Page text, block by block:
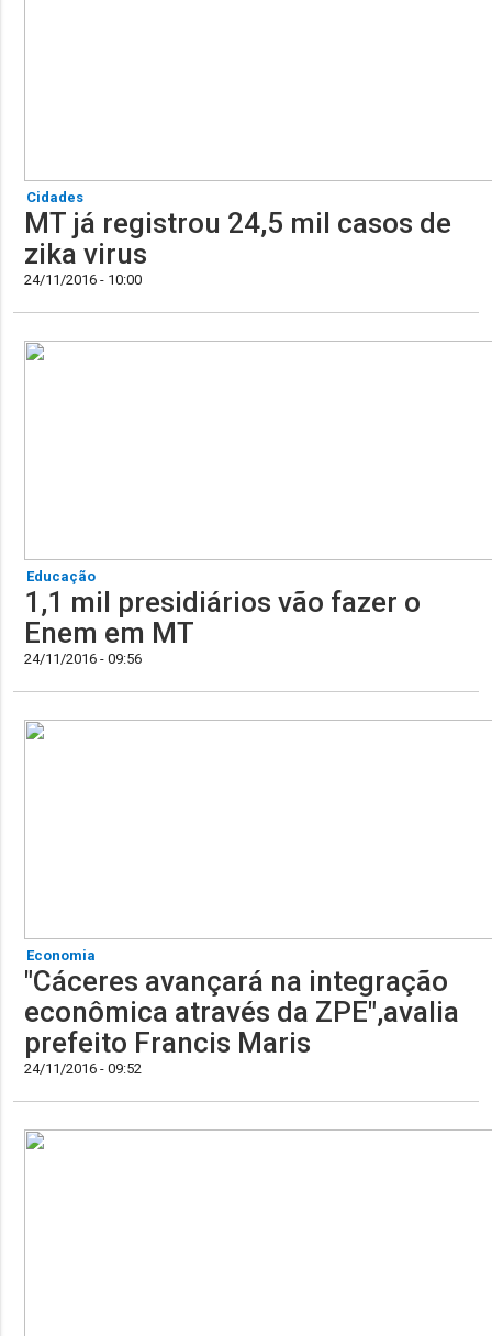
Cidades
MT já registrou 24,5 mil casos de
zika virus
24/11/2016 - 10:00
Educação
1,1 mil presidiários vão fazer o
Enem em MT
24/11/2016 - 09:56
Economia
"Cáceres avançará na integração
econômica através da ZPE",avalia
prefeito Francis Maris
24/11/2016 - 09:52